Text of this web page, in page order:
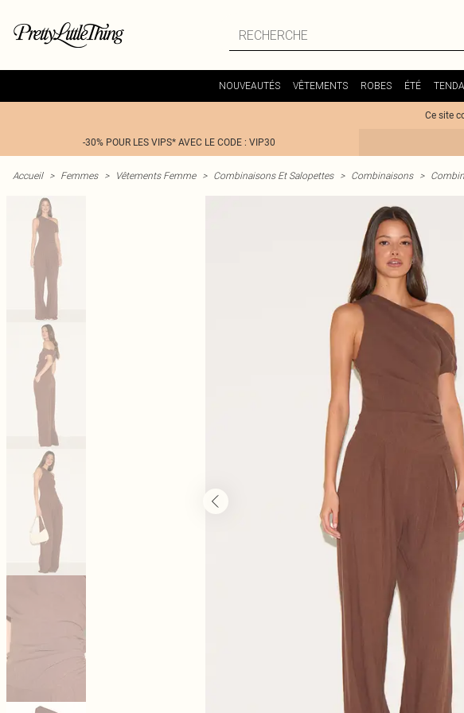
NOUVEAUTÉS VÊTEMENTS ROBES ÉTÉ
Ce site
-30% POUR LES VIPS* AVEC LE CODE : VIP30
Accueil > Femmes > Vêtements Femme > Combinaisons Et Salopettes > Combinaisons >